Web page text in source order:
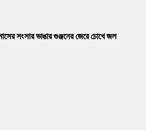
সংসার ভাঙার গুঞ্জনের জেরে চোখে জল